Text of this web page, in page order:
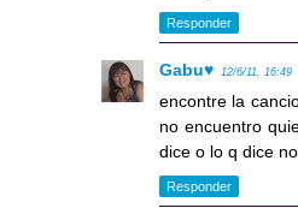
Responder
Gabu♥ 12/6/11, 16:49
encontre la
no encuentro
dice o lo q dice
Responder